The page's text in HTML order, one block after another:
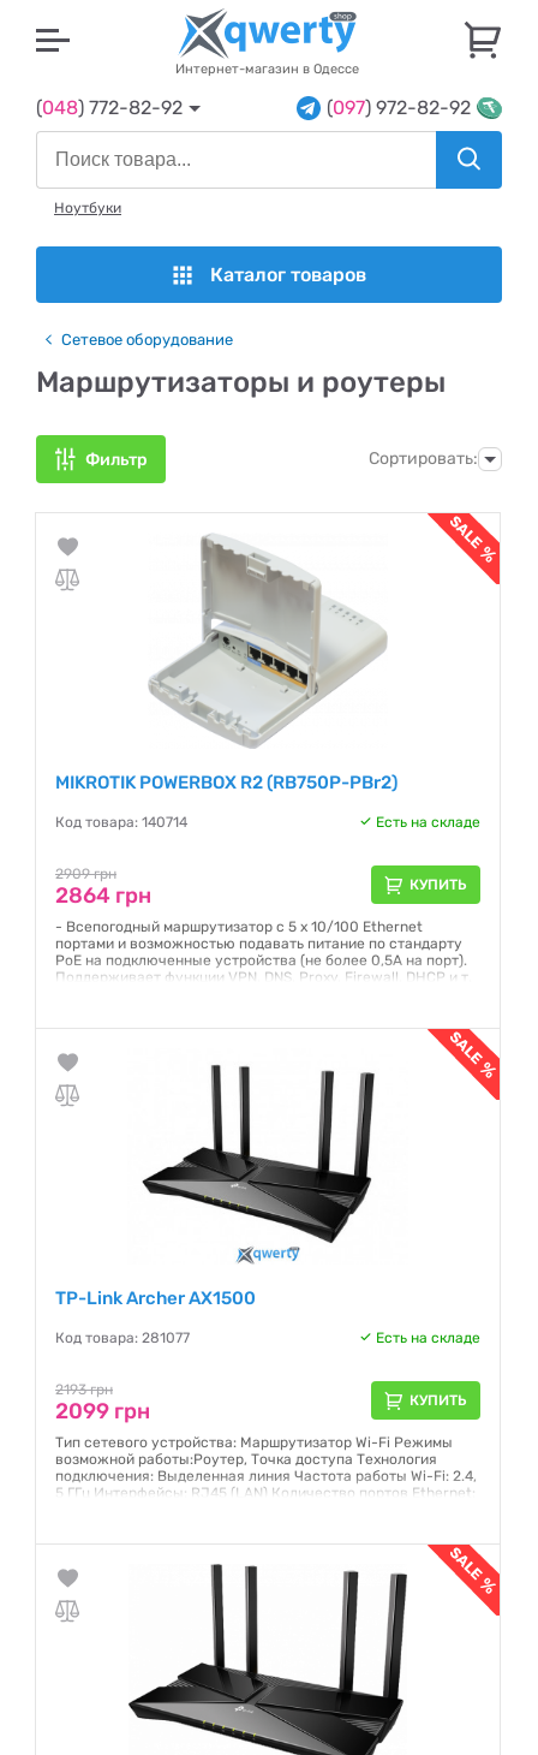
Интернет-магазин в Одессе
(048) 772-82-92 (097) 972-82-92
Ноутбуки
Каталог товаров
Сетевое оборудование
Маршрутизаторы и роутеры
Фильтр Сортировать:
MIKROTIK POWERBOX R2 (RB750P-PBr2)
Код товара: 140714 Есть на складе
2909 грн
2864 грн КУПИТЬ
- Всепогодный маршрутизатор с 5 x 10/100 Ethernet
портами и возможностью подавать питание по стандарту
PoE на подключенные устройства (не более 0,5А на порт).
Поддерживает функции VPN, DNS, Proxy, Firewall, DHCP и т.
Гарантия:24 месяца
TP-Link Archer AX1500
Код товара: 281077 Есть на складе
2193 грн
2099 грн КУПИТЬ
Тип сетевого устройства: Маршрутизатор Wi-Fi Режимы
возможной работы:Роутер, Точка доступа Технология
подключения: Выделенная линия Частота работы Wi-Fi: 2.4,
5 ГГц Интерфейсы: RJ45 (LAN) Количество портов Ethernet:
Гарантия:24 месяца